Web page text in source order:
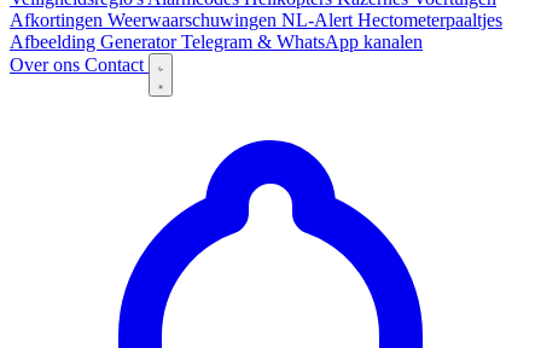
Afkortingen Weerwaarschuwingen NL-Alert Hectometerpaaltjes
Afbeelding GeneratorTelegram & WhatsApp kanalen
Over ons Contact